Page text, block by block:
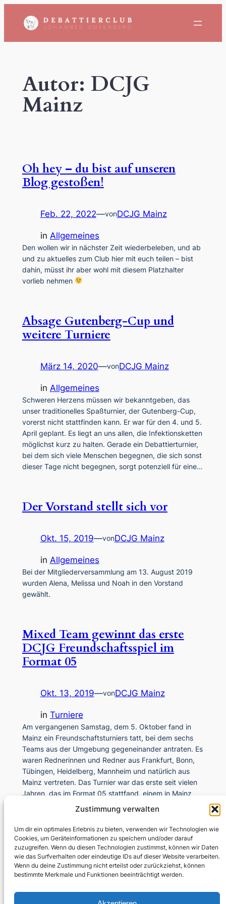
Zustimmung verwalten
Um dir ein optimales Erlebnis zu bieten, verwenden wir Technologien wie
Cookies, um Geräteinformationen zu speichern und/oder darauf
zuzugreifen. Wenn du diesen Technologien zustimmst, können wir Daten
wie das Surfverhalten oder eindeutige IDs auf dieser Website verarbeiten.
Wenn du deine Zustimmung nicht erteilst oder zurückziehst, können
bestimmte Merkmale und Funktionen beeinträchtigt werden.
Inhalt
Autor: DCJG
Mainz
Oh hey – du bist auf unseren
Blog gestoßen!
Feb. 22, 2022—vonDCJG Mainz
in Allgemeines
Den wollen wir in nächster Zeit wiederbeleben, und ab
und zu aktuelles zum Club hier mit euch teilen – bist
dahin, müsst ihr aber wohl mit diesem Platzhalter
vorlieb nehmen
Absage Gutenberg-Cup und
weitere Turniere
März 14, 2020—vonDCJG Mainz
in Allgemeines
Schweren Herzens müssen wir bekanntgeben, das
unser traditionelles Spaßturnier, der Gutenberg-Cup,
vorerst nicht stattfinden kann. Er war für den 4. und 5.
April geplant. Es liegt an uns allen, die Infektionsketten
möglichst kurz zu halten. Gerade ein Debattierturnier,
bei dem sich viele Menschen begegnen, die sich sonst
dieser Tage nicht begegnen, sorgt potenziell für eine…
Der Vorstand stellt sich vor
Okt. 15, 2019—vonDCJG Mainz
in Allgemeines
Bei der Mitgliederversammlung am 13. August 2019
wurden Alena, Melissa und Noah in den Vorstand
gewählt.
Mixed Team gewinnt das erste
DCJG Freundschaftsspiel im
Format 05
Okt. 13, 2019—vonDCJG Mainz
in Turniere
Am vergangenen Samstag, dem 5. Oktober fand in
Mainz ein Freundschaftsturniers tatt, bei dem sechs
Teams aus der Umgebung gegeneinander antraten. Es
waren Rednerinnen und Redner aus Frankfurt, Bonn,
Tübingen, Heidelberg, Mannheim und natürlich aus
Mainz vertreten. Das Turnier war das erste seit vielen
Jahren, das im Format 05 stattfand, einem in Mainz
entwickelten Debattierformat,…
← Vorherige Seite Nächste Seite →